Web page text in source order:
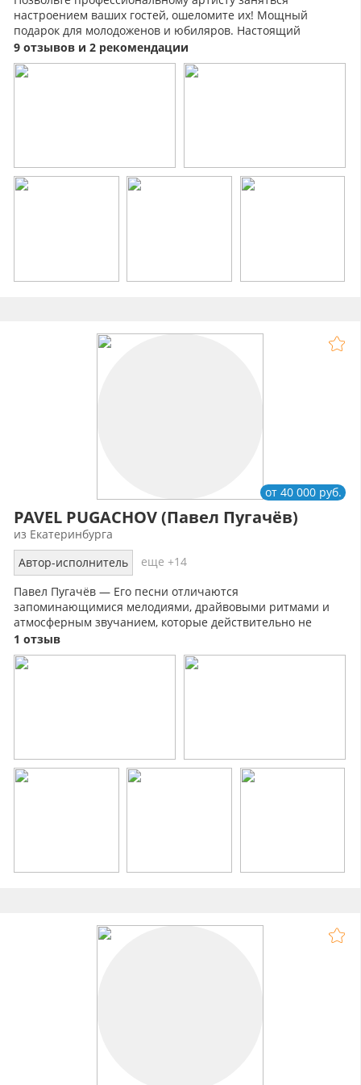
настроением ваших гостей, ошеломите их! Мощный
подарок для молодоженов и юбиляров. Настоящий
сюрприз! Гости будут в восторге!
9 отзывов и 2 рекомендации
PAVEL PUGACHOV (Павел Пугачёв)
от 40 000 руб.
из Екатеринбурга
Автор-исполнитель
еще +14
Павел Пугачёв — Его песни отличаются
запоминающимися мелодиями, драйвовыми ритмами и
атмосферным звучанием, которые действительно не
оставляют равнодушными и заставляют танцевать.
1 отзыв